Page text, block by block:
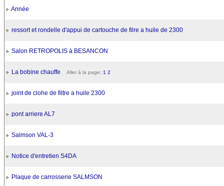
Année
ressort et rondelle d'appui de cartouche de filre a huile de 2300
Salon RETROPOLIS à BESANCON
La bobine chauffe Aller à la page: 1 2
joint de clohe de filtre a huile 2300
pont arriere AL7
Salmson VAL-3
Notice d'entretien S4DA
Plaque de carrosserie SALMSON